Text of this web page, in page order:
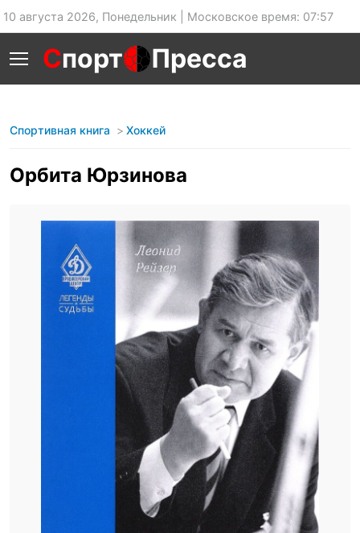
10 августа 2026, Понедельник | Московское время: 07:57
Спорт Пресса
Спортивная книга Хоккей
Орбита Юрзинова